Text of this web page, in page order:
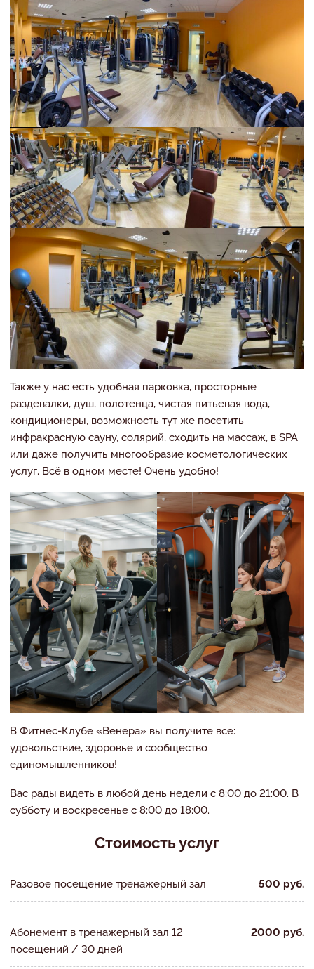
Также у нас есть удобная парковка, просторные
раздевалки, душ, полотенца, чистая питьевая вода,
кондиционеры, возможность тут же посетить
инфракрасную сауну, солярий, сходить на массаж, в SPA
или даже получить многообразие косметологических
услуг. Всё в одном месте! Очень удобно!
В Фитнес-Клубе «Венера» вы получите все:
удовольствие, здоровье и сообщество
единомышленников!
Вас рады видеть в любой день недели с 8:00 до 21:00. В
субботу и воскресенье с 8:00 до 18:00.
Стоимость услуг
Разовое посещение тренажерный зал 500 руб.
Абонемент в тренажерный зал 12
посещений / 30 дней
2000 руб.